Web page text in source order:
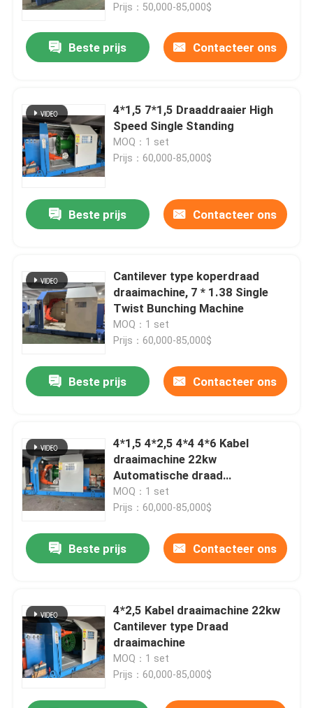
Prijs：50,000-85,000$
Beste prijs Contacteer ons
4*1,5 7*1,5 Draaddraaier High
Speed Single Standing
MOQ：1 set
Prijs：60,000-85,000$
Beste prijs Contacteer ons
Cantilever type koperdraad
draaimachine, 7 * 1.38 Single
Twist Bunching Machine
MOQ：1 set
Prijs：60,000-85,000$
Beste prijs Contacteer ons
4*1,5 4*2,5 4*4 4*6 Kabel
draaimachine 22kw
Automatische draad
draaimachine
MOQ：1 set
Prijs：60,000-85,000$
Beste prijs Contacteer ons
4*2,5 Kabel draaimachine 22kw
Cantilever type Draad
draaimachine
MOQ：1 set
Prijs：60,000-85,000$